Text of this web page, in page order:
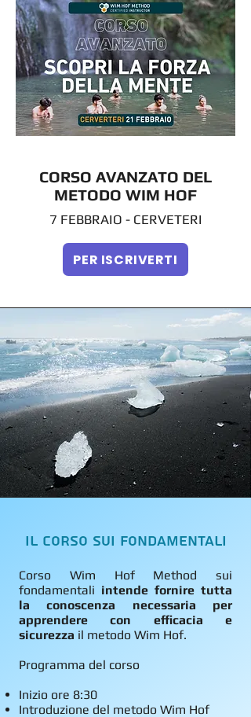
CORSO AVANZATO DEL
METODO WIM HOF
7 FEBBRAIO - CERVETERI
PER ISCRIVERTI
Il Corso sui fondamentali
Corso Wim Hof Method sui
fondamentali intende fornire tutta
la conoscenza necessaria per
apprendere con efficacia e
sicurezza il metodo Wim Hof.​
Programma del corso
Inizio ore 8:30
Introduzione del metodo Wim Hof